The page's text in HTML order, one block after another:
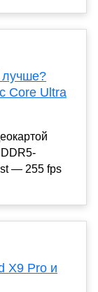
лучше?
Core Ultra
— 255 fps
X9 Pro и